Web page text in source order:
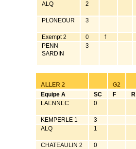
ALQ 2
PLONEOUR 3
Exempt 2 0
f
PENN
SARDIN
3
ALLER 2
G2
Equipe A
SC F
R
LAENNEC
0
KEMPERLE 1
3
ALQ
1
CHATEAULIN 2 0